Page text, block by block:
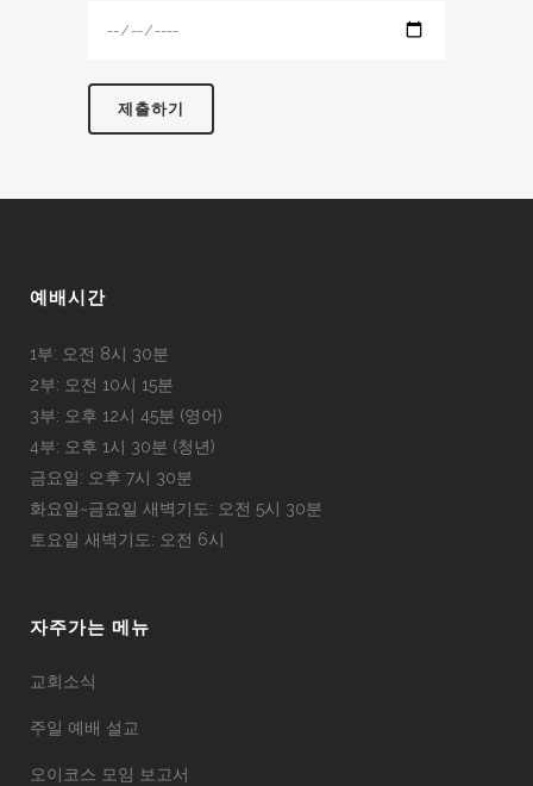
예배시간
1부: 오전 8시 30분
2부: 오전 10시 15분
3부: 오후 12시 45분 (영어)
4부: 오후 1시 30분 (청년)
금요일: 오후 7시 30분
화요일~금요일 새벽기도: 오전 5시 30분
토요일 새벽기도: 오전 6시
자주가는 메뉴
교회소식
주일 예배 설교
오이코스 모임 보고서